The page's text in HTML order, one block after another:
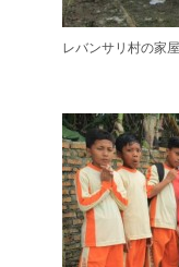
レバンサリ村の家屋